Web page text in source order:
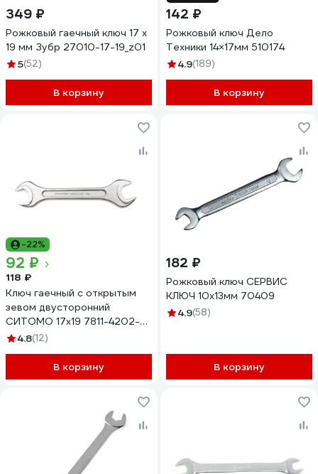
349 ₽
Рожковый гаечный ключ 17 x
19 мм Зубр 27010-17-19_z01
5(52)
В корзину
142 ₽
Рожковый ключ Дело
Техники 14×17мм 510174
4.9(189)
В корзину
-22%
92 ₽
118 ₽
Ключ гаечный с открытым
зевом двусторонний
СИТОМО 17x19 7811-4202-
00. 01D Исп.1
4.8(12)
В корзину
182 ₽
Рожковый ключ СЕРВИС
КЛЮЧ 10х13мм 70409
4.9(58)
В корзину